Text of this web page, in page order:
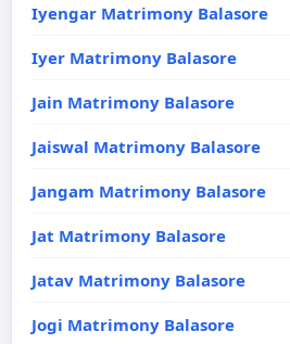
Iyengar Matrimony Balasore
Iyer Matrimony Balasore
Jain Matrimony Balasore
Jaiswal Matrimony Balasore
Jangam Matrimony Balasore
Jat Matrimony Balasore
Jatav Matrimony Balasore
Jogi Matrimony Balasore